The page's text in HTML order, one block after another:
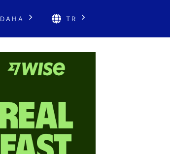
DAHA TR